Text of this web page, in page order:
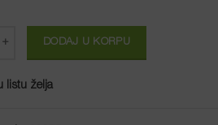
DODAJ U KORPU
listu želja